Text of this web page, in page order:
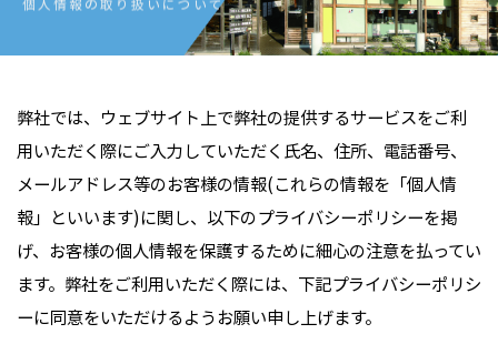
個人情報の取り扱いについて
弊社では、ウェブサイト上で弊社の提供するサービスをご利
用いただく際にご入力していただく氏名、住所、電話番号、
メールアドレス等のお客様の情報(これらの情報を「個人情
報」といいます)に関し、以下のプライバシーポリシーを掲
げ、お客様の個人情報を保護するために細心の注意を払ってい
ます。弊社をご利用いただく際には、下記プライバシーポリシ
ーに同意をいただけるようお願い申し上げます。